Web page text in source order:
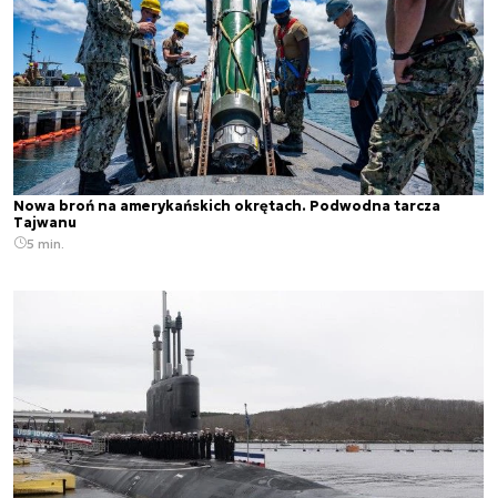
Nowa broń na amerykańskich okrętach. Podwodna tarcza
Tajwanu
5 min.